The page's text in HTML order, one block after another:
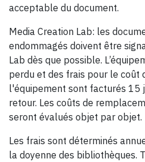
acceptable du document.
Media Creation Lab: les
endommagés doivent être
Lab dès que possible.
perdu et des frais pour le coût
l'équipement sont facturés 15
retour. Les coûts de
seront évalués objet par objet.
Les frais sont déterminés
la doyenne des bibliothèques.